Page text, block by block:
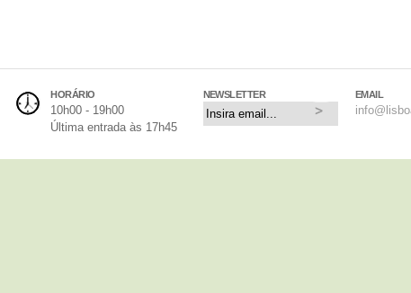
HORÁRIO
10h00 - 19h00
Última entrada às 17h45
NEWSLETTER EMAIL